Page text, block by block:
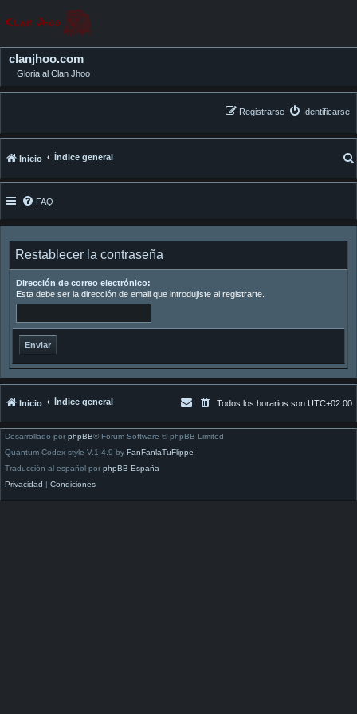
clanjhoo.com
Gloria al Clan Jhoo
Identificarse
Registrarse
Inicio Índice general
FAQ
Restablecer la contraseña
Dirección de correo electrónico:
Esta debe ser la dirección de email que introdujiste al registrarte.
Inicio Índice general Todos los horarios son UTC+02:00
Desarrollado por phpBB® Forum Software © phpBB Limited
Quantum Codex style V.1.4.9 by FanFanlaTuFlippe
Traducción al español por phpBB España
Privacidad
Condiciones